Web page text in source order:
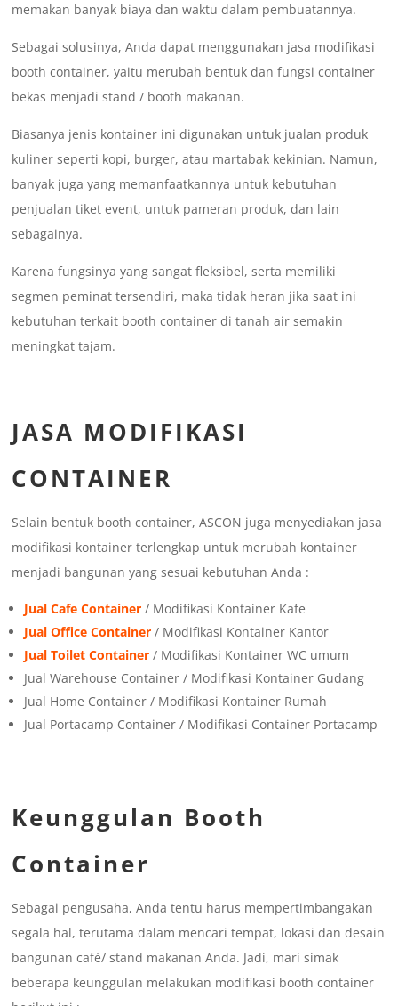
memakan banyak biaya dan waktu dalam pembuatannya.
Sebagai solusinya, Anda dapat menggunakan jasa modifikasi
booth container, yaitu merubah bentuk dan fungsi container
bekas menjadi stand / booth makanan.
Biasanya jenis kontainer ini digunakan untuk jualan produk
kuliner seperti kopi, burger, atau martabak kekinian. Namun,
banyak juga yang memanfaatkannya untuk kebutuhan
penjualan tiket event, untuk pameran produk, dan lain
sebagainya.
Karena fungsinya yang sangat fleksibel, serta memiliki
segmen peminat tersendiri, maka tidak heran jika saat ini
kebutuhan terkait booth container di tanah air semakin
meningkat tajam.
JASA MODIFIKASI
CONTAINER
Selain bentuk booth container, ASCON juga menyediakan jasa
modifikasi kontainer terlengkap untuk merubah kontainer
menjadi bangunan yang sesuai kebutuhan Anda :
Jual Cafe Container / Modifikasi Kontainer Kafe
Jual Office Container / Modifikasi Kontainer Kantor
Jual Toilet Container / Modifikasi Kontainer WC umum
Jual Warehouse Container / Modifikasi Kontainer Gudang
Jual Home Container / Modifikasi Kontainer Rumah
Jual Portacamp Container / Modifikasi Container Portacamp
Keunggulan Booth
Container
Sebagai pengusaha, Anda tentu harus mempertimbangakan
segala hal, terutama dalam mencari tempat, lokasi dan desain
bangunan café/ stand makanan Anda. Jadi, mari simak
beberapa keunggulan melakukan modifikasi booth container